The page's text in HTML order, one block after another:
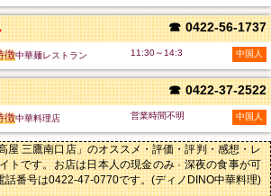
☎ 0422-56-1737
徴中華麺レストラン 11:30～14:3 中国人
☎ 0422-37-2522
徴中華料理店 営業時間不明 中国人
屋 三鷹南口店」のオススメ・評価・評判・感想・レ
トです。お店は日本人の現金のみ · 深夜の食事が可
話番号は0422-47-0770です。(ディノDINO中華料理)